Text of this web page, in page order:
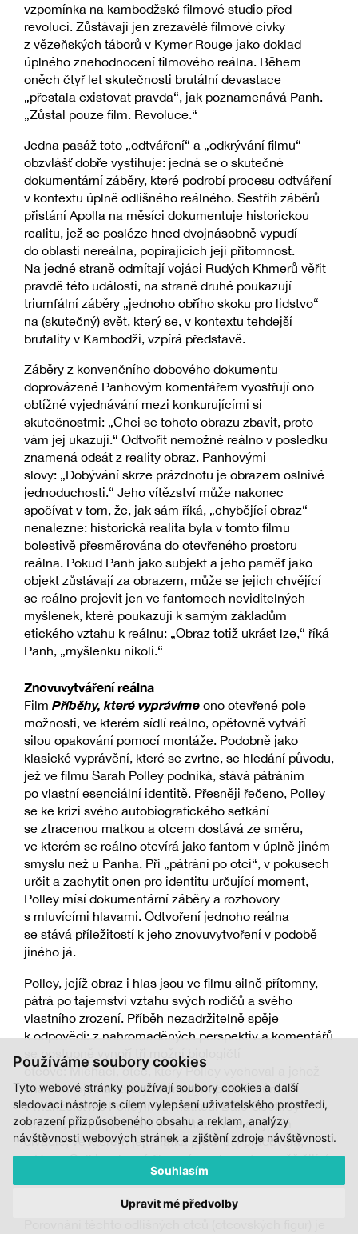
Používáme soubory cookies
Tyto webové stránky používají soubory cookies a další
sledovací nástroje s cílem vylepšení uživatelského prostředí,
zobrazení přizpůsobeného obsahu a reklam, analýzy
návštěvnosti webových stránek a zjištění zdroje návštěvnosti.
Souhlasím
Upravit mé předvolby
vzpomínka na kambodžské filmové studio před
revolucí. Zůstávají jen zrezavělé filmové cívky
z vězeňských táborů v Kymer Rouge jako doklad
úplného znehodnocení filmového reálna. Během
oněch čtyř let skutečnosti brutální devastace
„přestala existovat pravda“, jak poznamenává Panh.
„Zůstal pouze film. Revoluce.“
Jedna pasáž toto „odtváření“ a „odkrývání filmu“
obzvlášť dobře vystihuje: jedná se o skutečné
dokumentární záběry, které podrobí procesu odtváření
v kontextu úplně odlišného reálného. Sestřih záběrů
přistání Apolla na měsíci dokumentuje historickou
realitu, jež se posléze hned dvojnásobně vypudí
do oblastí nereálna, popírajících její přítomnost.
Na jedné straně odmítají vojáci Rudých Khmerů věřit
pravdě této události, na straně druhé poukazují
triumfální záběry „jednoho obřího skoku pro lidstvo“
na (skutečný) svět, který se, v kontextu tehdejší
brutality v Kambodži, vzpírá představě.
Záběry z konvenčního dobového dokumentu
doprovázené Panhovým komentářem vyostřují ono
obtížné vyjednávání mezi konkurujícími si
skutečnostmi: „Chci se tohoto obrazu zbavit, proto
vám jej ukazuji.“ Odtvořit nemožné reálno v posledku
znamená odsát z reality obraz. Panhovými
slovy: „Dobývání skrze prázdnotu je obrazem oslnivé
jednoduchosti.“ Jeho vítězství může nakonec
spočívat v tom, že, jak sám říká, „chybějící obraz“
nenalezne: historická realita byla v tomto filmu
bolestivě přesměrována do otevřeného prostoru
reálna. Pokud Panh jako subjekt a jeho paměť jako
objekt zůstávají za obrazem, může se jejich chvějící
se reálno projevit jen ve fantomech neviditelných
myšlenek, které poukazují k samým základům
etického vztahu k reálnu: „Obraz totiž ukrást lze,“ říká
Panh, „myšlenku nikoli.“
Znovuvytváření reálna
Film Příběhy, které vyprávíme ono otevřené pole
možnosti, ve kterém sídlí reálno, opětovně vytváří
silou opakování pomocí montáže. Podobně jako
klasické vyprávění, které se zvrtne, se hledání původu,
jež ve filmu Sarah Polley podniká, stává pátráním
po vlastní esenciální identitě. Přesněji řečeno, Polley
se ke krizi svého autobiografického setkání
se ztracenou matkou a otcem dostává ze směru,
ve kterém se reálno otevírá jako fantom v úplně jiném
smyslu než u Panha. Při „pátrání po otci“, v pokusech
určit a zachytit onen pro identitu určující moment,
Polley mísí dokumentární záběry a rozhovory
s mluvícími hlavami. Odtvoření jednoho reálna
se stává příležitostí k jeho znovuvytvoření v podobě
jiného já.
Polley, jejíž obraz i hlas jsou ve filmu silně přítomny,
pátrá po tajemství vztahu svých rodičů a svého
vlastního zrození. Příběh nezadržitelně spěje
k odpovědi: z nahromaděných perspektiv a komentářů
se postupně vynoří tři možní biologičtí
otcové: Michael, otec, který Polley vychoval a jehož
zná a miluje navzdory přiznaným problémům
v manželství s Polleyinou matkou. Dále Geoffrey
Bowes, herec působící v Montréalu ve stejném
divadle, ve kterém její matka před lety pracovala,
a Harry Gulkin, slavný filmový producent, rovněž žijící
v Montréalu v době, kdy Polleyina matka Diana